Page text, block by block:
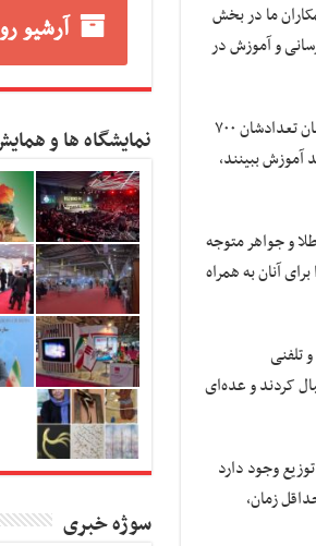
ما در بخش
و آموزش در
وی افزود: آمار تعداد کل اعضای صنف ۳۸۰۰ نفر در رسته‌های مختلف است که در رسته سکه فروشان تعدادشان ۷۰۰
آموزش ببینند،
و جواهر متوجه
آنان به همراه
تلفنی
کردند و عده‌ای
وجود دارد
زمان،
آرشیو
نمایشگاه ها و
سوژه خبری